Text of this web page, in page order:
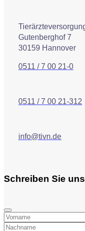
Gutenberghof 7
30159 Hannover
0511 / 7 00 21-0
0511 / 7 00 21-312
info@tivn.de
Schreiben Sie uns